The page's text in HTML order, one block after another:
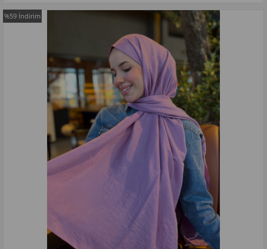
%59 İndirim